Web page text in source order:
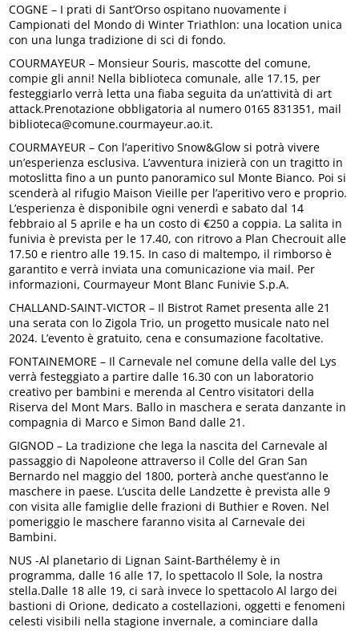
COGNE – I prati di Sant’Orso ospitano nuovamente i
Campionati del Mondo di Winter Triathlon: una location unica
con una lunga tradizione di sci di fondo.
COURMAYEUR – Monsieur Souris, mascotte del comune,
compie gli anni! Nella biblioteca comunale, alle 17.15, per
festeggiarlo verrà letta una fiaba seguita da un’attività di art
attack.Prenotazione obbligatoria al numero 0165 831351, mail
biblioteca@comune.courmayeur.ao.it.
COURMAYEUR – Con l’aperitivo Snow&Glow si potrà vivere
un’esperienza esclusiva. L’avventura inizierà con un tragitto in
motoslitta fino a un punto panoramico sul Monte Bianco. Poi si
scenderà al rifugio Maison Vieille per l’aperitivo vero e proprio.
L’esperienza è disponibile ogni venerdì e sabato dal 14
febbraio al 5 aprile e ha un costo di €250 a coppia. La salita in
funivia è prevista per le 17.40, con ritrovo a Plan Checrouit alle
17.50 e rientro alle 19.15. In caso di maltempo, il rimborso è
garantito e verrà inviata una comunicazione via mail. Per
informazioni, Courmayeur Mont Blanc Funivie S.p.A.
CHALLAND-SAINT-VICTOR – Il Bistrot Ramet presenta alle 21
una serata con lo Zigola Trio, un progetto musicale nato nel
2024. L’evento è gratuito, cena e consumazione facoltative.
FONTAINEMORE – Il Carnevale nel comune della valle del Lys
verrà festeggiato a partire dalle 16.30 con un laboratorio
creativo per bambini e merenda al Centro visitatori della
Riserva del Mont Mars. Ballo in maschera e serata danzante in
compagnia di Marco e Simon Band dalle 21.
GIGNOD – La tradizione che lega la nascita del Carnevale al
passaggio di Napoleone attraverso il Colle del Gran San
Bernardo nel maggio del 1800, porterà anche quest’anno le
maschere in paese. L’uscita delle Landzette è prevista alle 9
con visita alle famiglie delle frazioni di Buthier e Roven. Nel
pomeriggio le maschere faranno visita al Carnevale dei
Bambini.
NUS -Al planetario di Lignan Saint-Barthélemy è in
programma, dalle 16 alle 17, lo spettacolo Il Sole, la nostra
stella.Dalle 18 alle 19, ci sarà invece lo spettacolo Al largo dei
bastioni di Orione, dedicato a costellazioni, oggetti e fenomeni
celesti visibili nella stagione invernale, a cominciare dalla